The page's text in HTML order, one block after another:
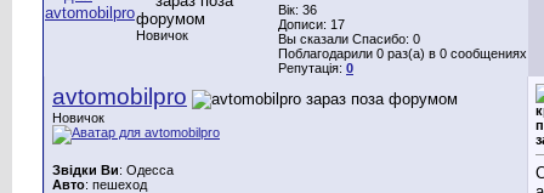
Новичок
Вік: 36
Дописи: 17
Вы сказали Спасибо: 0
Поблагодарили 0 раз(а) в 0 сообщениях
Репутація: 0
avtomobilpro
Новичок
Звідки Ви: Одесса
Авто: пешеход